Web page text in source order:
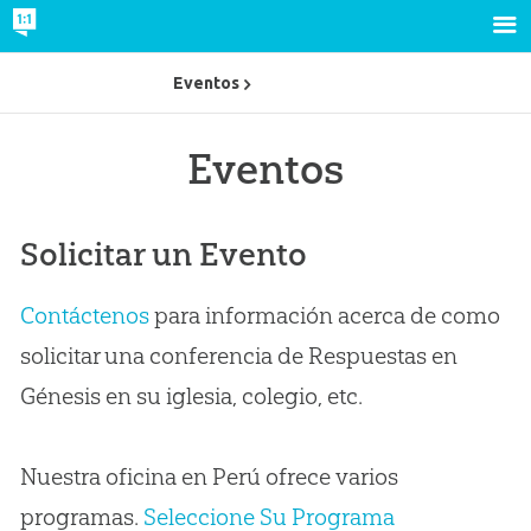
Eventos
Solicitar un Evento
Contáctenospara información acerca de como
solicitar una conferencia de Respuestas en
Génesis en su iglesia, colegio, etc.
Nuestra oficina en Perú ofrece varios
programas. Seleccione Su Programa
Eventos